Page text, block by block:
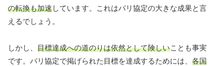
の転換も加速しています。これはパリ協定の大きな成果と言
えるでしょう。
しかし、 目標達成への道のりは依然として険しいことも事実
です。パリ協定で掲げられた目標を達成するためには、 各国